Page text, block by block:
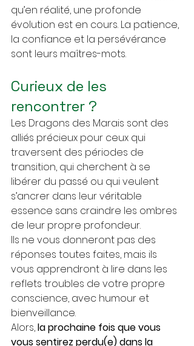
qu’en réalité, une profonde
évolution est en cours. La patience,
la confiance et la persévérance
sont leurs maîtres-mots.
Curieux de les
rencontrer ?
Les Dragons des Marais sont des
alliés précieux pour ceux qui
traversent des périodes de
transition, qui cherchent à se
libérer du passé ou qui veulent
s’ancrer dans leur véritable
essence sans craindre les ombres
de leur propre profondeur.
Ils ne vous donneront pas des
réponses toutes faites, mais ils
vous apprendront à lire dans les
reflets troubles de votre propre
conscience, avec humour et
bienveillance.
Alors, la prochaine fois que vous
vous sentirez perdu(e) dans la